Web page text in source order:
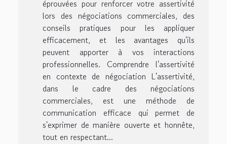
éprouvées pour renforcer votre assertivité
lors des négociations commerciales, des
conseils pratiques pour les appliquer
efficacement, et les avantages qu'ils
peuvent apporter à vos interactions
professionnelles. Comprendre l'assertivité
en contexte de négociation L'assertivité,
dans le cadre des négociations
commerciales, est une méthode de
communication efficace qui permet de
s'exprimer de manière ouverte et honnête,
tout en respectant...